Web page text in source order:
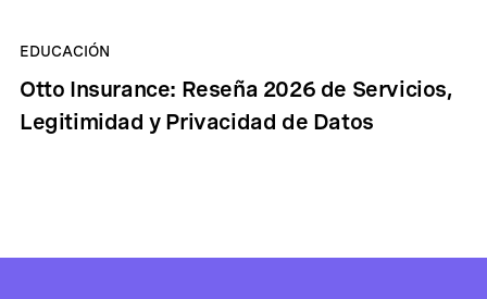
EDUCACIÓN
Otto Insurance: Reseña 2026 de Servicios,
Legitimidad y Privacidad de Datos